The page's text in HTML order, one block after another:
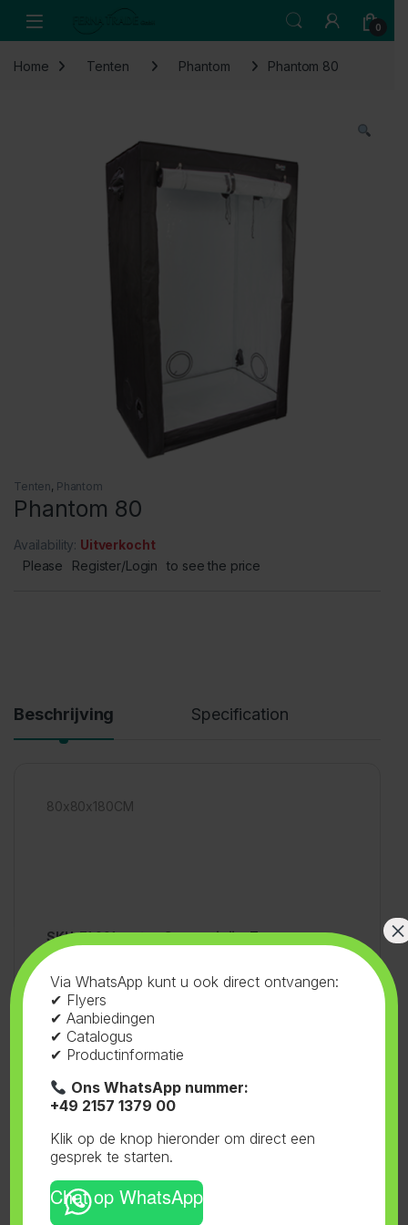
Open 0
Home Tenten Phantom Phantom 80
Tenten, Phantom
Phantom 80
Availability: Uitverkocht
Please
Register/Login to see the price
Beschrijving Specification
80x80x180CM
SKU:71.001 Categorieën:Tenten,
Phantom
Gerelateerde producten
Tenten,Phantom
Via WhatsApp kunt u ook direct ontvangen:
✔ Flyers
✔ Aanbiedingen
✔ Catalogus
✔ Productinformatie
Ons WhatsApp nummer:
+49 2157 1379 00
Klik op de knop hieronder om direct een
gesprek te starten.
Chat op WhatsApp
×